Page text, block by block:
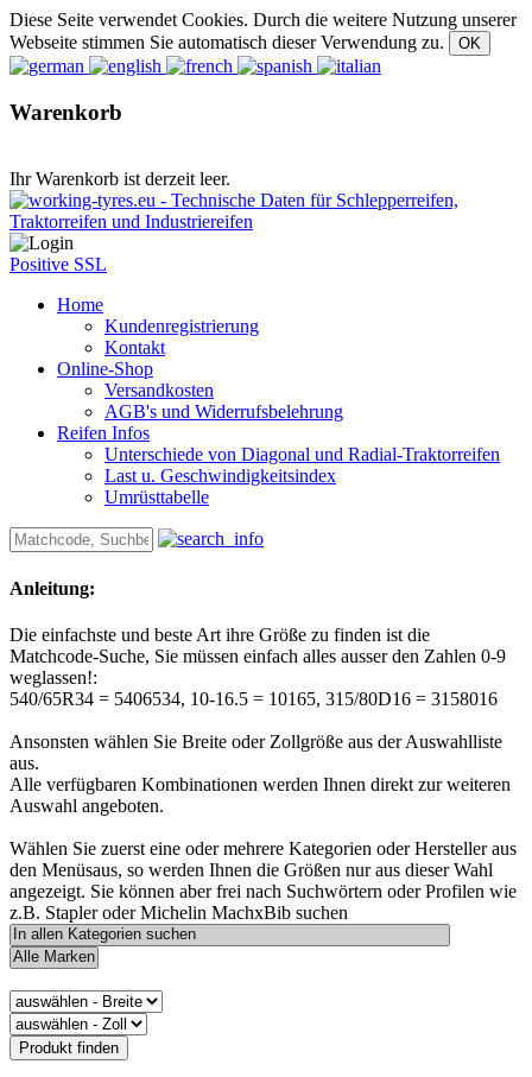
Diese Seite verwendet Cookies. Durch die weitere Nutzung unserer
Webseite stimmen Sie automatisch dieser Verwendung zu.
Warenkorb
Ihr Warenkorb ist derzeit leer.
Positive SSL
Home
Kundenregistrierung
Kontakt
Online-Shop
Versandkosten
AGB's und Widerrufsbelehrung
Reifen Infos
Unterschiede von Diagonal und Radial-Traktorreifen
Last u. Geschwindigkeitsindex
Umrüsttabelle
Anleitung:
Die einfachste und beste Art ihre Größe zu finden ist die
Matchcode-Suche, Sie müssen einfach alles ausser den Zahlen 0-9
weglassen!:
540/65R34 = 5406534, 10-16.5 = 10165, 315/80D16 = 3158016
Ansonsten wählen Sie Breite oder Zollgröße aus der Auswahlliste
aus.
Alle verfügbaren Kombinationen werden Ihnen direkt zur weiteren
Auswahl angeboten.
Wählen Sie zuerst eine oder mehrere Kategorien oder Hersteller aus
den Menüsaus, so werden Ihnen die Größen nur aus dieser Wahl
angezeigt. Sie können aber frei nach Suchwörtern oder Profilen wie
z.B. Stapler oder Michelin MachxBib suchen